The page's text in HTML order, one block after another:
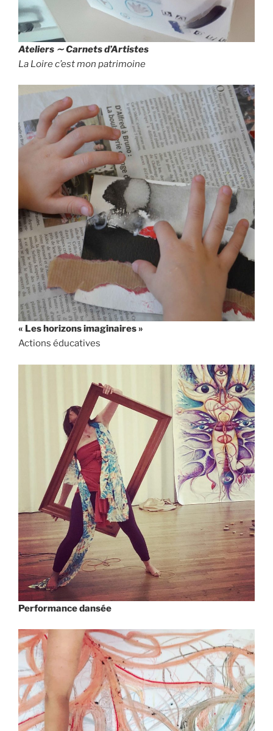
Ateliers ∼ Carnets d’Artistes
La Loire c’est mon patrimoine
« Les horizons imaginaires »
Actions éducatives
Performance dansée